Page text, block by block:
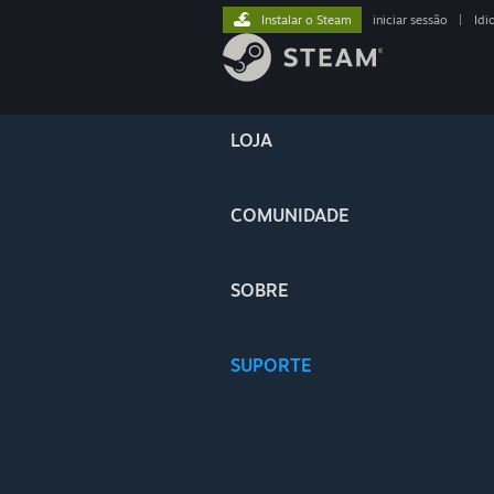
LOJA
COMUNIDADE
SOBRE
SUPORTE
Instalar o Steam iniciar sessão